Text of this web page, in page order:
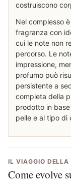
costruiscono
Nel complesso
fragranza con
cui le note non
percorso. Le
impressione,
profumo può
persistente a
completa della
prodotto in
pelle e al tipo di
IL VIAGGIO DELLA
Come evolve